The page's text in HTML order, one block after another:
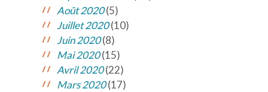
Août 2020(5)
Juillet 2020(10)
Juin 2020(8)
Mai 2020(15)
Avril 2020(22)
Mars 2020(17)